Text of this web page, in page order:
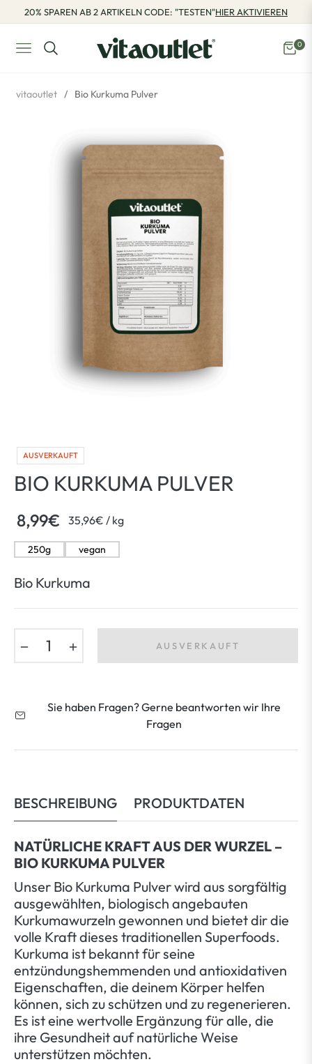
20% SPAREN AB 2 ARTIKELN CODE: "TESTEN"HIER AKTIVIEREN
Navigation
0
vitaoutlet / Bio Kurkuma Pulver
AUSVERKAUFT
BIO KURKUMA PULVER
Normaler
Preis
8,99€ 35,96€ / per
kg
250g vegan
Bio Kurkuma
AUSVERKAUFT
Sie haben Fragen? Gerne beantworten wir Ihre
Fragen
BESCHREIBUNG PRODUKTDATEN
NATÜRLICHE KRAFT AUS DER WURZEL –
BIO KURKUMA PULVER
Unser Bio Kurkuma Pulver wird aus sorgfältig
ausgewählten, biologisch angebauten
Kurkumawurzeln gewonnen und bietet dir die
volle Kraft dieses traditionellen Superfoods.
Kurkuma ist bekannt für seine
entzündungshemmenden und antioxidativen
Eigenschaften, die deinem Körper helfen
können, sich zu schützen und zu regenerieren.
Es ist eine wertvolle Ergänzung für alle, die
ihre Gesundheit auf natürliche Weise
unterstützen möchten.